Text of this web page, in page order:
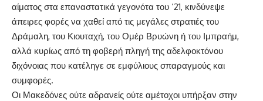
αίματος στα επαναστατικά γεγονότα του ‘21, κινδύνεψε
άπειρες φορές να χαθεί από τις μεγάλες στρατιές του
Δράμαλη, του Κιουταχή, του Ομέρ Βρυώνη ή του Ιμπραήμ,
αλλά κυρίως από τη φοβερή πληγή της αδελφοκτόνου
διχόνοιας που κατέληγε σε εμφύλιους σπαραγμούς και
συμφορές.
Οι Μακεδόνες ούτε αδρανείς ούτε αμέτοχοι υπήρξαν στην